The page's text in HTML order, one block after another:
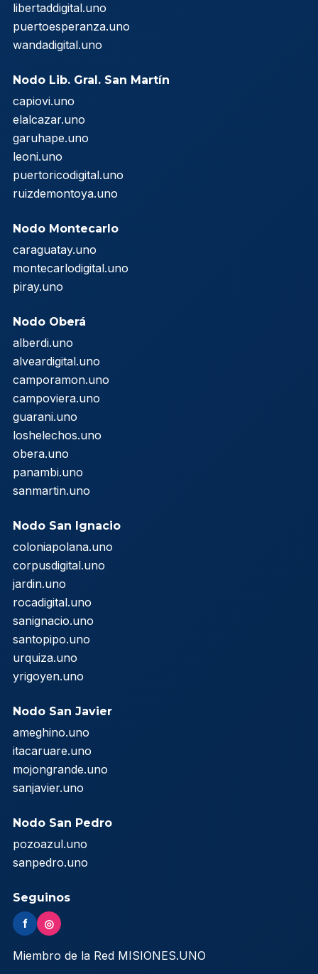
libertaddigital.uno
puertoesperanza.uno
wandadigital.uno
Nodo Lib. Gral. San Martín
capiovi.uno
elalcazar.uno
garuhape.uno
leoni.uno
puertoricodigital.uno
ruizdemontoya.uno
Nodo Montecarlo
caraguatay.uno
montecarlodigital.uno
piray.uno
Nodo Oberá
alberdi.uno
alveardigital.uno
camporamon.uno
campoviera.uno
guarani.uno
loshelechos.uno
obera.uno
panambi.uno
sanmartin.uno
Nodo San Ignacio
coloniapolana.uno
corpusdigital.uno
jardin.uno
rocadigital.uno
sanignacio.uno
santopipo.uno
urquiza.uno
yrigoyen.uno
Nodo San Javier
ameghino.uno
itacaruare.uno
mojongrande.uno
sanjavier.uno
Nodo San Pedro
pozoazul.uno
sanpedro.uno
Seguinos
f ◎
Miembro de la Red MISIONES.UNO